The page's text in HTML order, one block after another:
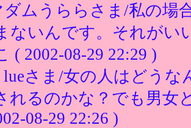
ダムうららさま/私の場
ないんです。それがい
( 2002-08-29 22:29 )
lueさま/女の人はどうな
れるのかな？でも男女
08-29 22:26 )